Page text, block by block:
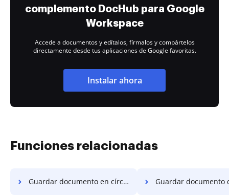
complemento DocHub para Google
Workspace
Accede a documentos y edítalos, fírmalos y compártelos
directamente desde tus aplicaciones de Google favoritas.
Instalar ahora
Funciones relacionadas
Guardar documento en círculo en OnePlus Guardar documento de